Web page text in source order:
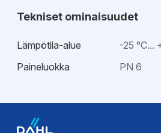
Tekniset ominaisuudet
Lämpötila-alue
-25 °C...
Paineluokka
PN 6